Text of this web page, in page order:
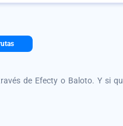
de Efecty o Baloto. Y si